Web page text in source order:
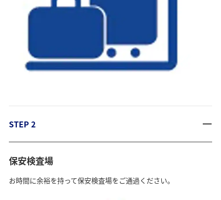
STEP 2
保安検査場
お時間に余裕を持って保安検査場をご通過ください。